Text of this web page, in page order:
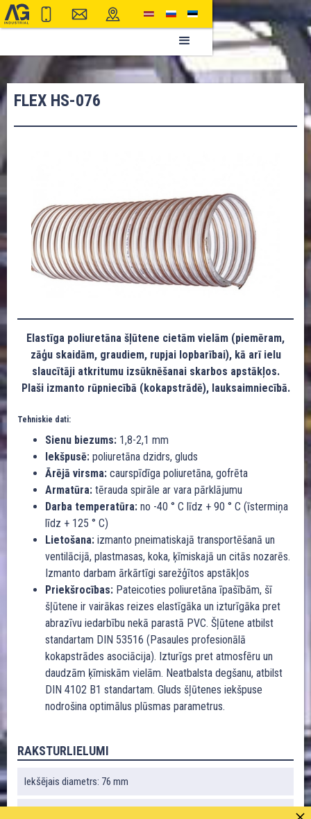
FLEX HS-076
Elastīga poliuretāna šļūtene cietām vielām (piemēram,
zāģu skaidām, graudiem, rupjai lopbarībai), kā arī ielu
slaucītāji atkritumu izsūknēšanai skarbos apstākļos.
Plaši izmanto rūpniecībā (kokapstrādē), lauksaimniecībā.
Tehniskie dati:
Sienu biezums: 1,8-2,1 mm
Iekšpusē: poliuretāna dzidrs, gluds
Ārējā virsma: caurspīdīga poliuretāna, gofrēta
Armatūra: tērauda spirāle ar vara pārklājumu
Darba temperatūra: no -40 ° C līdz + 90 ° C (īstermiņa
līdz + 125 ° C)
Lietošana: izmanto pneimatiskajā transportēšanā un
ventilācijā, plastmasas, koka, ķīmiskajā un citās nozarēs.
Izmanto darbam ārkārtīgi sarežģītos apstākļos
Priekšrocības: Pateicoties poliuretāna īpašībām, šī
šļūtene ir vairākas reizes elastīgāka un izturīgāka pret
abrazīvu iedarbību nekā parastā PVC. Šļūtene atbilst
standartam DIN 53516 (Pasaules profesionālā
kokapstrādes asociācija). Izturīgs pret atmosfēru un
daudzām ķīmiskām vielām. Neatbalsta degšanu, atbilst
DIN 4102 B1 standartam. Gluds šļūtenes iekšpuse
nodrošina optimālus plūsmas parametrus.
RAKSTURLIELUMI
Iekšējais diametrs: 76 mm